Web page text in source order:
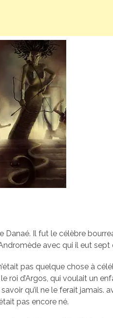
Danaé. Il fut le célèbre
avec qui il eut sept
pas quelque chose à
roi d’Argos, qui voulait un
qu’il ne le ferait jamais.
pas encore né.